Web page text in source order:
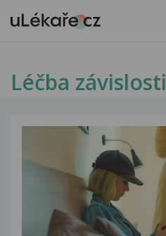
Léčba závislosti